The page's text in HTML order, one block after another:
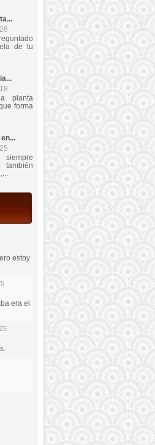
de tu
planta
forma
también
estoy
era el